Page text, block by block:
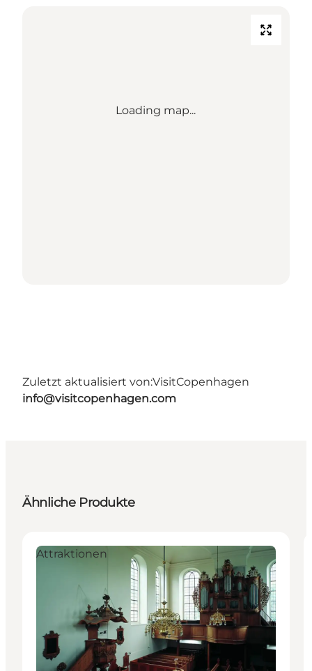
Loading map...
Zuletzt aktualisiert von:VisitCopenhagen
info@visitcopenhagen.com
Ähnliche Produkte
Attraktionen